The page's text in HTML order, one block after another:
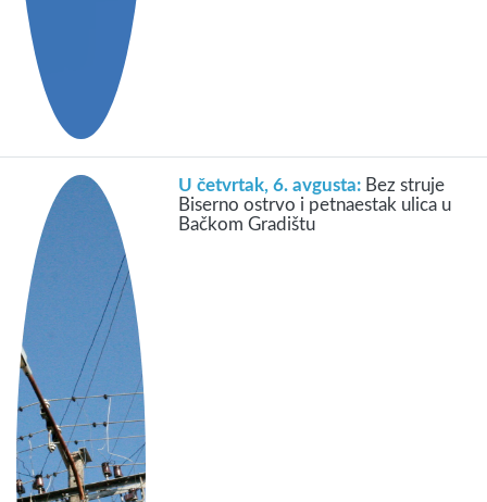
U četvrtak, 6. avgusta: Bez struje
Biserno ostrvo i petnaestak ulica u
Bačkom Gradištu